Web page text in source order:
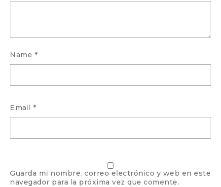
Name *
Email *
Guarda mi nombre, correo electrónico y web en este
navegador para la próxima vez que comente.